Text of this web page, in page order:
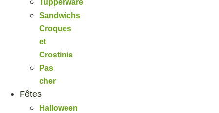
Tupperware
Sandwichs
Croques
et
Crostinis
Pas
cher
Fêtes
Halloween